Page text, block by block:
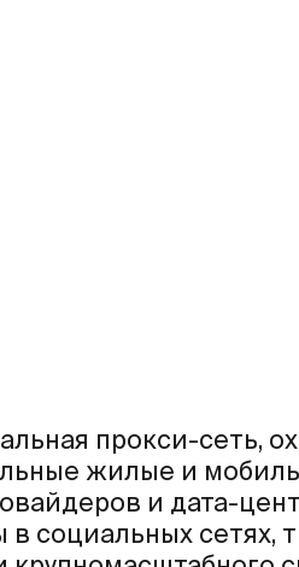
прокси-сеть,
жилые и
и дата-
в социальных